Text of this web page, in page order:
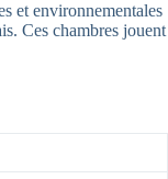
et environnementales
Ces chambres jouent